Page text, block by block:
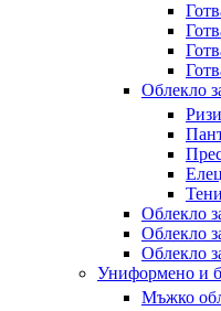
Облекло
Ризи
Облекло
Облекло
Облекло
Униформено и
Мъжко